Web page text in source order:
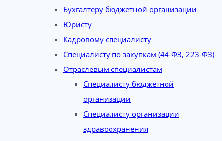
Бухгалтеру бюджетной организации
Юристу
Кадровому специалисту
Специалисту по закупкам (44-ФЗ, 223-ФЗ)
Отраслевым специалистам
Специалисту бюджетной
организации
Специалисту организации
здравоохранения